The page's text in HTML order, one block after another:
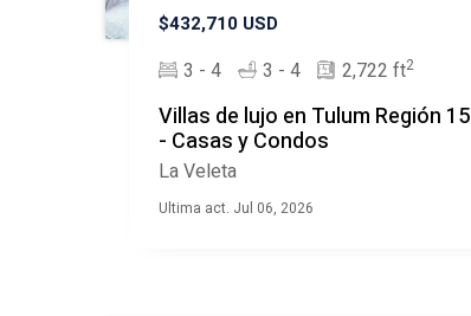
$432,710 USD
3 - 4 3 - 4 2,722 ft2
Villas de lujo en Tulum Región 15
- Casas y Condos
La Veleta
Ultima act. Jul 06, 2026